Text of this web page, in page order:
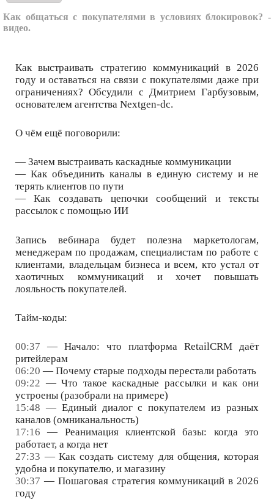
Как общаться с покупателями в условиях блокировок? -
видео.
Как выстраивать стратегию коммуникаций в 2026
году и оставаться на связи с покупателями даже при
ограничениях? Обсудили с Дмитрием Гарбузовым,
основателем агентства Nextgen-dc.
О чём ещё поговорили:
— Зачем выстраивать каскадные коммуникации
— Как объединить каналы в единую систему и не
терять клиентов по пути
— Как создавать цепочки сообщений и тексты
рассылок с помощью ИИ
Запись вебинара будет полезна маркетологам,
менеджерам по продажам, специалистам по работе с
клиентами, владельцам бизнеса и всем, кто устал от
хаотичных коммуникаций и хочет повышать
лояльность покупателей.
Тайм-коды:
00:37 — Начало: что платформа RetailCRM даёт
ритейлерам
06:20 — Почему старые подходы перестали работать
09:22 — Что такое каскадные рассылки и как они
устроены (разобрали на примере)
15:48 — Единый диалог с покупателем из разных
каналов (омниканальность)
17:16 — Реанимация клиентской базы: когда это
работает, а когда нет
27:33 — Как создать систему для общения, которая
удобна и покупателю, и магазину
30:37 — Пошаговая стратегия коммуникаций в 2026
году